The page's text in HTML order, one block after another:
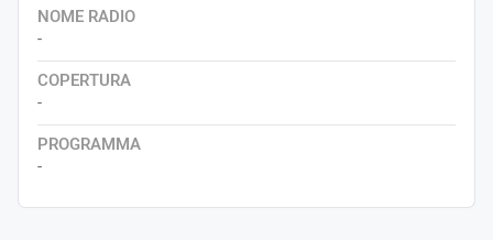
NOME RADIO
-
COPERTURA
-
PROGRAMMA
-